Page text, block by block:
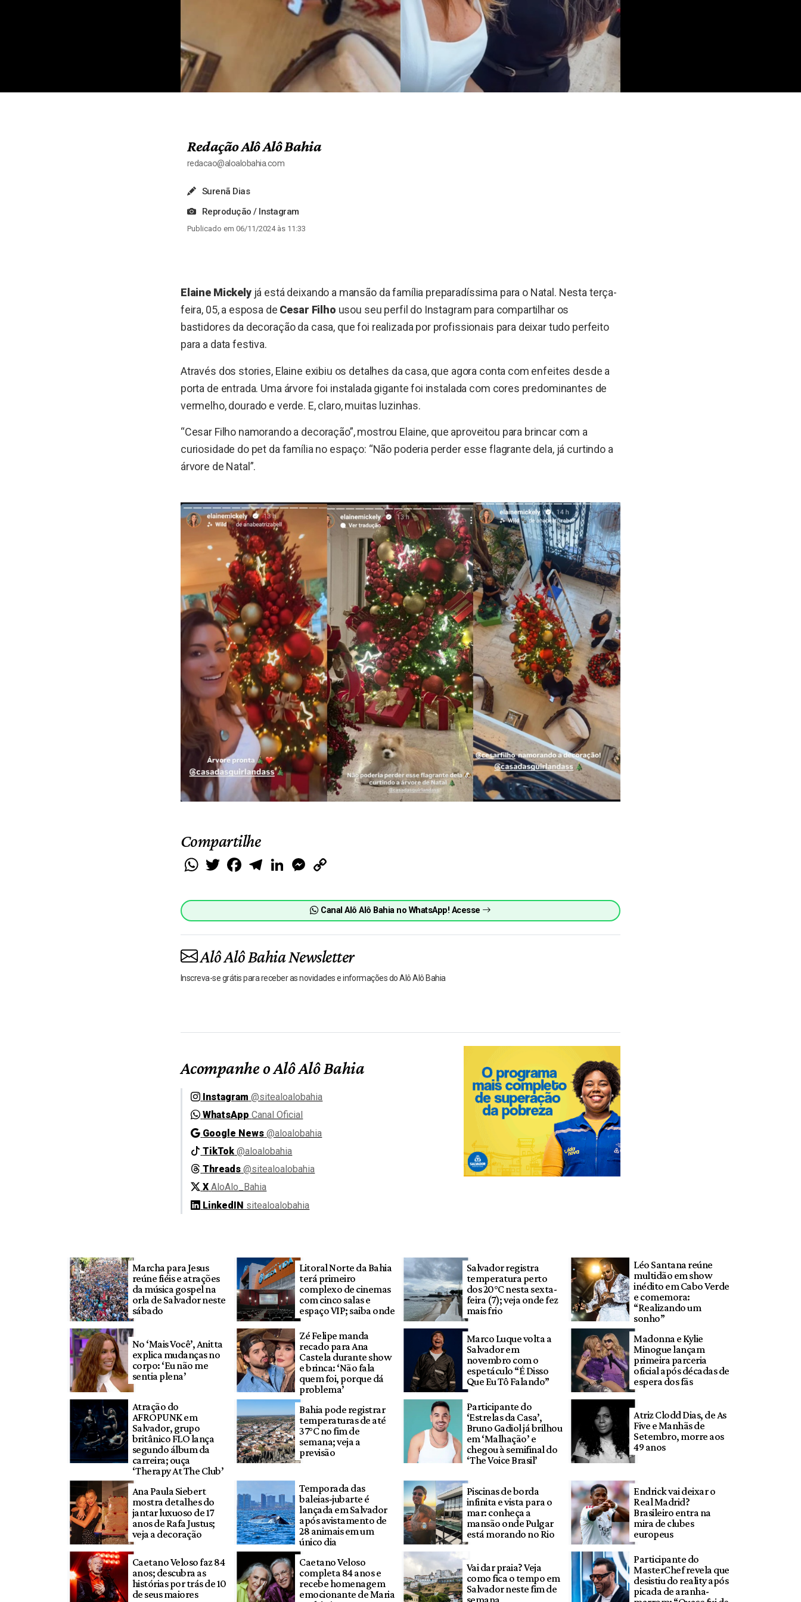
Redação Alô Alô Bahia
redacao@aloalobahia.com
Surenã Dias
Reprodução / Instagram
Publicado em 06/11/2024 às 11:33
Elaine Mickelyjá está deixando a mansão da família preparadíssima para o Natal. Nesta terça-
feira, 05, a esposa de Cesar Filho usou seu perfil do Instagram para compartilhar os
bastidores da decoração da casa, que foi realizada por profissionais para deixar tudo perfeito
para a data festiva.
Através dos stories, Elaine exibiu os detalhes da casa, que agora conta com enfeites desde a
porta de entrada. Uma árvore foi instalada gigante foi instalada com cores predominantes de
vermelho, dourado e verde. E, claro, muitas luzinhas.
“Cesar Filho namorando a decoração”, mostrou Elaine, que aproveitou para brincar com a
curiosidade do pet da família no espaço: “Não poderia perder esse flagrante dela, já curtindo a
árvore de Natal”.
Compartilhe
WhatsApp
Twitter FacebookTelegramLinkedIn Messenger
Canal Alô Alô Bahia no WhatsApp! Acesse
Alô Alô Bahia Newsletter
Inscreva-se grátis para receber as novidades e informações do Alô Alô Bahia
Acompanhe o Alô Alô Bahia
Instagram @sitealoalobahia
WhatsApp Canal Oficial
Google News @aloalobahia
TikTok @aloalobahia
Threads @sitealoalobahia
X AloAlo_Bahia
LinkedIN sitealoalobahia
Marcha para Jesus
reúne fiéis e atrações
da música gospel na
orla de Salvador neste
sábado
Litoral Norte da Bahia
terá primeiro
complexo de cinemas
com cinco salas e
espaço VIP; saiba onde
Salvador registra
temperatura perto
dos 20°C nesta sexta-
feira (7); veja onde fez
mais frio
Léo Santana reúne
multidão em show
inédito em Cabo Verde
e comemora:
“Realizando um
sonho”
No ‘Mais Você’, Anitta
explica mudanças no
corpo: ‘Eu não me
sentia plena’
Zé Felipe manda
recado para Ana
Castela durante show
e brinca: ‘Não fala
quem foi, porque dá
problema’
Marco Luque volta a
Salvador em
novembro com o
espetáculo “É Disso
Que Eu Tô Falando”
Madonna e Kylie
Minogue lançam
primeira parceria
oficial após décadas de
espera dos fãs
Atração do
AFROPUNK em
Salvador, grupo
britânico FLO lança
segundo álbum da
carreira; ouça
‘Therapy At The Club’
Bahia pode registrar
temperaturas de até
37°C no fim de
semana; veja a
previsão
Participante do
‘Estrelas da Casa’,
Bruno Gadiol já brilhou
em ‘Malhação’ e
chegou à semifinal do
‘The Voice Brasil’
Atriz Clodd Dias, de As
Five e Manhãs de
Setembro, morre aos
49 anos
Ana Paula Siebert
mostra detalhes do
jantar luxuoso de 17
anos de Rafa Justus;
veja a decoração
Temporada das
baleias-jubarte é
lançada em Salvador
após avistamento de
28 animais em um
único dia
Piscinas de borda
infinita e vista para o
mar: conheça a
mansão onde Pulgar
está morando no Rio
Endrick vai deixar o
Real Madrid?
Brasileiro entra na
mira de clubes
europeus
Caetano Veloso faz 84
anos; descubra as
histórias por trás de 10
de seus maiores
Caetano Veloso
completa 84 anos e
recebe homenagem
emocionante de Maria
Vai dar praia? Veja
como fica o tempo em
Salvador neste fim de
semana
Participante do
MasterChef revela que
desistiu do reality após
picada de aranha-